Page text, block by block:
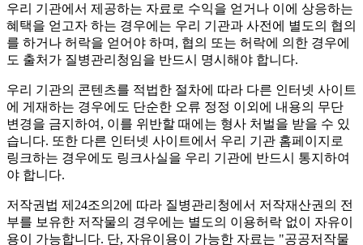
우리 기관에서 제공하는 자료로 수익을 얻거나 이에 상응하는
혜택을 얻고자 하는 경우에는 우리 기관과 사전에 별도의 협의
를 하거나 허락을 얻어야 하며, 협의 또는 허락에 의한 경우에
도 출처가 질병관리청임을 반드시 명시해야 합니다.
우리 기관의 콘텐츠를 적법한 절차에 따라 다른 인터넷 사이트
에 게재하는 경우에도 단순한 오류 정정 이외에 내용의 무단
변경을 금지하여, 이를 위반할 때에는 형사 처벌을 받을 수 있
습니다. 또한 다른 인터넷 사이트에서 우리 기관 홈페이지로
링크하는 경우에도 링크사실을 우리 기관에 반드시 통지하여
야 합니다.
저작권법 제24조의2에 따라 질병관리청에서 저작재산권의 전
부를 보유한 저작물의 경우에는 별도의 이용허락 없이 자유이
용이 가능합니다. 단, 자유이용이 가능한 자료는 "공공저작물